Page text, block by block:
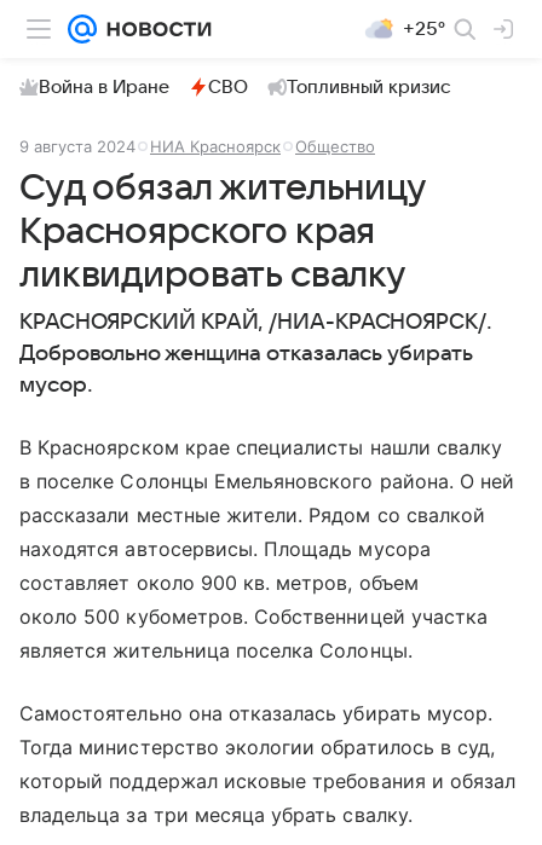
+25°
Война в Иране СВО Топливный кризис
9 августа 2024 НИА Красноярск Общество
Суд обязал жительницу
Красноярского края
ликвидировать свалку
КРАСНОЯРСКИЙ КРАЙ, /НИА-КРАСНОЯРСК/.
Добровольно женщина отказалась убирать
мусор.
В Красноярском крае специалисты нашли свалку
в поселке Солонцы Емельяновского района. О ней
рассказали местные жители. Рядом со свалкой
находятся автосервисы. Площадь мусора
составляет около 900 кв. метров, объем
около 500 кубометров. Собственницей участка
является жительница поселка Солонцы.
Самостоятельно она отказалась убирать мусор.
Тогда министерство экологии обратилось в суд,
который поддержал исковые требования и обязал
владельца за три месяца убрать свалку.